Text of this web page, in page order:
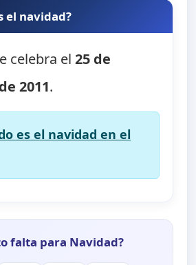
el navidad?
celebra el25 de
2011.
es el navidad en el
falta para Navidad?